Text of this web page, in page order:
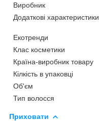
Виробник
Додаткові характеристики
Екотренди
Клас косметики
Країна-виробник товару
Кілкість в упаковці
Об'єм
Тип волосся
Приховати